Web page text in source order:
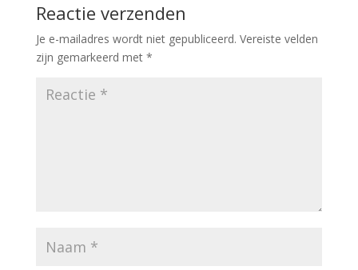
Reactie verzenden
Je e-mailadres wordt niet gepubliceerd. Vereiste velden
zijn gemarkeerd met *